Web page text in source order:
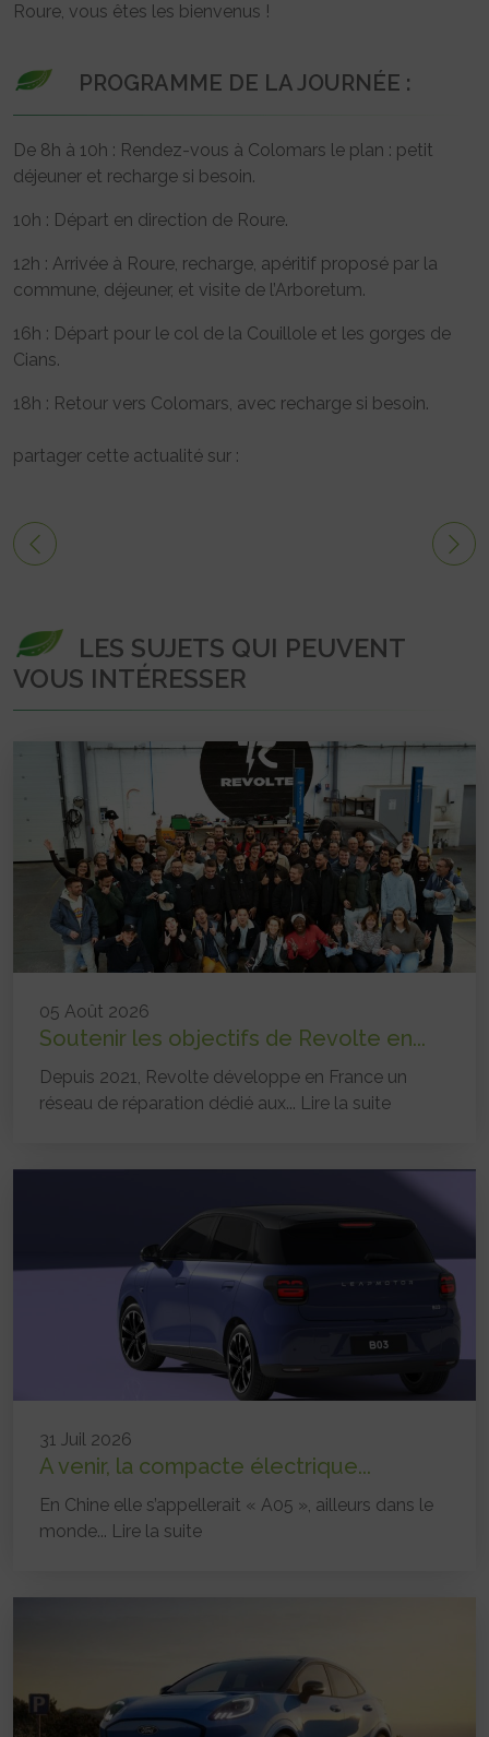
Roure, vous êtes les bienvenus !
PROGRAMME DE LA JOURNÉE :
De 8h à 10h : Rendez-vous à Colomars le plan : petit
déjeuner et recharge si besoin.
10h : Départ en direction de Roure.
12h : Arrivée à Roure, recharge, apéritif proposé par la
commune, déjeuner, et visite de l’Arboretum.
16h : Départ pour le col de la Couillole et les gorges de
Cians.
18h : Retour vers Colomars, avec recharge si besoin.
partager cette actualité sur :
LES SUJETS QUI PEUVENT
VOUS INTÉRESSER
05 Août 2026
Soutenir les objectifs de Revolte en...
Depuis 2021, Revolte développe en France un
réseau de réparation dédié aux... Lire la suite
31 Juil 2026
A venir, la compacte électrique...
En Chine elle s’appellerait « A05 », ailleurs dans le
monde... Lire la suite